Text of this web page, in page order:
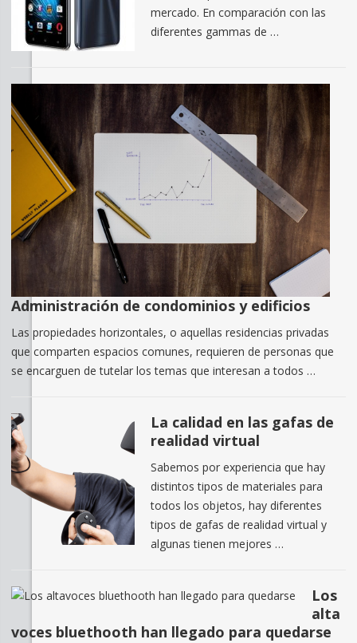
mercado. En comparación con las
diferentes gammas de …
Administración de condominios y edificios
Las propiedades horizontales, o aquellas residencias privadas
que comparten espacios comunes, requieren de personas que
se encarguen de tutelar los temas que interesan a todos …
La calidad en las gafas de
realidad virtual
Sabemos por experiencia que hay
distintos tipos de materiales para
todos los objetos, hay diferentes
tipos de gafas de realidad virtual y
algunas tienen mejores …
Los
alta
voces bluethooth han llegado para quedarse